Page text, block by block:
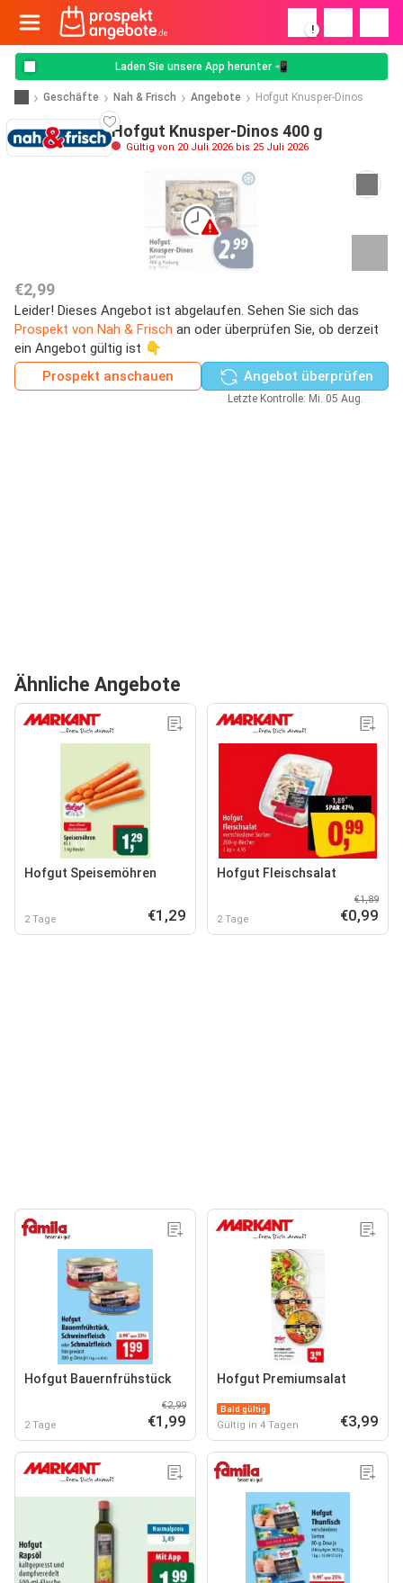
!
Laden Sie unsere App herunter 📲
Geschäfte Nah & Frisch Angebote Hofgut Knusper-Dinos
Hofgut Knusper-Dinos 400 g
Gültig von 20 Juli 2026 bis 25 Juli 2026
€2,99
Leider! Dieses Angebot ist abgelaufen. Sehen Sie sich das
Prospekt von Nah & Frisch an oder überprüfen Sie, ob derzeit
ein Angebot gültig ist 👇
Prospekt anschauen
Angebot überprüfen
Letzte Kontrolle: Mi. 05 Aug.
Ähnliche Angebote
Hofgut Speisemöhren
2 Tage €1,29
Hofgut Fleischsalat
2 Tage
€1,89
€0,99
Hofgut Bauernfrühstück
2 Tage
€2,99
€1,99
Hofgut Premiumsalat
Bald gültig
Gültig in 4 Tagen €3,99